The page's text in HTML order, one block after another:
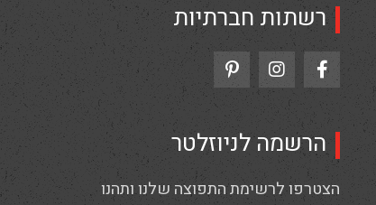
רשתות חברתיות
הרשמה לניוזלטר
הצטרפו לרשימת התפוצה שלנו ותהנו